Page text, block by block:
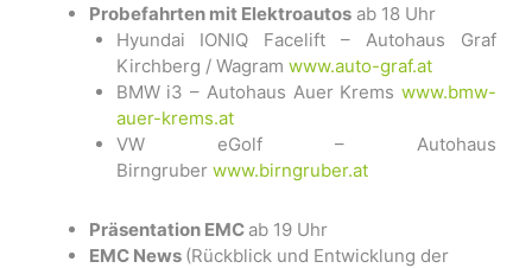
Probefahrten mit Elektroautos ab 18 Uhr
Hyundai IONIQ Facelift – Autohaus Graf
Kirchberg / Wagram www.auto-graf.at
BMW i3 – Autohaus Auer Krems www.bmw-
auer-krems.at
VW eGolf – Autohaus
Birngruber www.birngruber.at
Präsentation EMC ab 19 Uhr
EMC News (Rückblick und Entwicklung der